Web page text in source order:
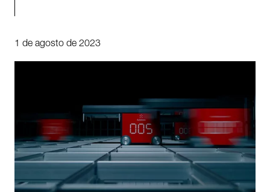
1 de agosto de 2023